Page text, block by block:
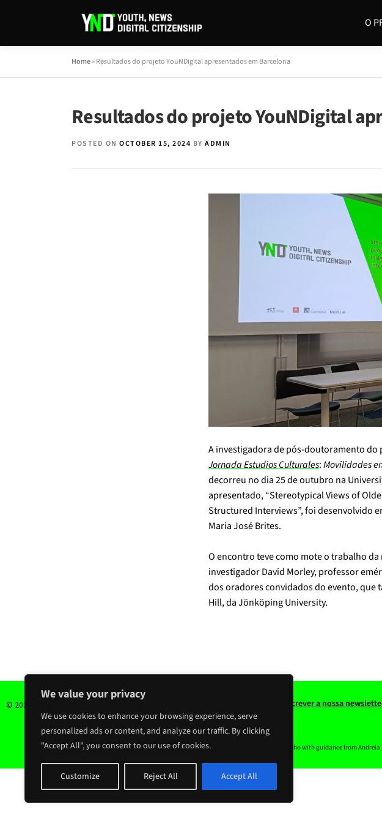
We value your privacy
We use cookies to enhance your browsing experience, serve
personalized ads or content, and analyze our traffic. By clicking
"Accept All", you consent to our use of cookies.
Customize Reject All Accept All
O
Home»Resultados do projeto YouNDigital apresentados em Barcelona
Resultados do projeto YouNDigital
POSTED ON OCTOBER 15, 2024 BY ADMIN
A investigadora de pós-doutoramento do
Jornada Estudios Culturales:Movilidades
decorreu no dia 25 de outubro na
apresentado, “Stereotypical Views of
Structured Interviews”, foi desenvolvido
Maria José Brites.
O encontro teve como mote o trabalho
investigador David Morley, professor
dos oradores convidados do evento, que
Hill, da Jönköping University.
© 2022 YouNDigital. All Rights Reserved. Para subscrever a nossa
Visual identity of the project by Mafalda Marinho with guidance from Andreia